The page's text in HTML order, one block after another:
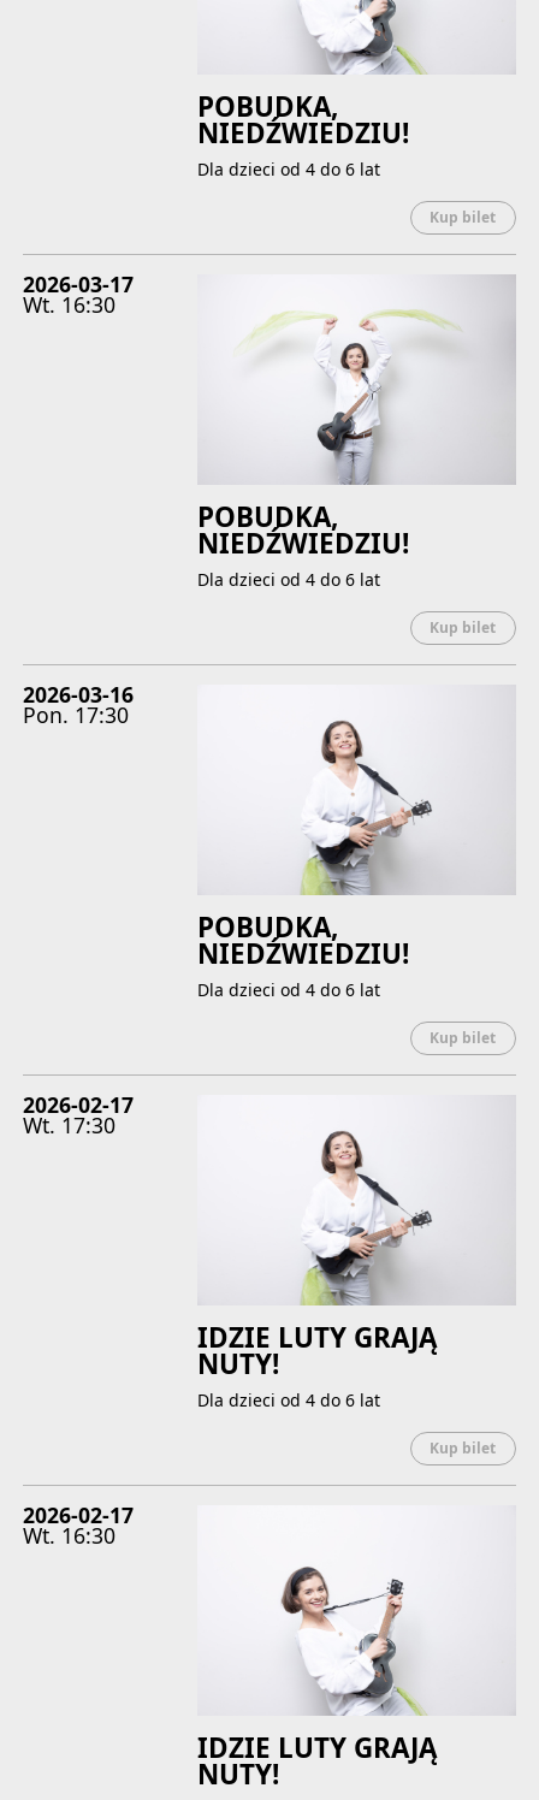
POBUDKA,
NIEDŹWIEDZIU!
Dla dzieci od 4 do 6 lat
Kup bilet
2026-03-17
Wt. 16:30
POBUDKA,
NIEDŹWIEDZIU!
Dla dzieci od 4 do 6 lat
Kup bilet
2026-03-16
Pon. 17:30
POBUDKA,
NIEDŹWIEDZIU!
Dla dzieci od 4 do 6 lat
Kup bilet
2026-02-17
Wt. 17:30
IDZIE LUTY GRAJĄ
NUTY!
Dla dzieci od 4 do 6 lat
Kup bilet
2026-02-17
Wt. 16:30
IDZIE LUTY GRAJĄ
NUTY!